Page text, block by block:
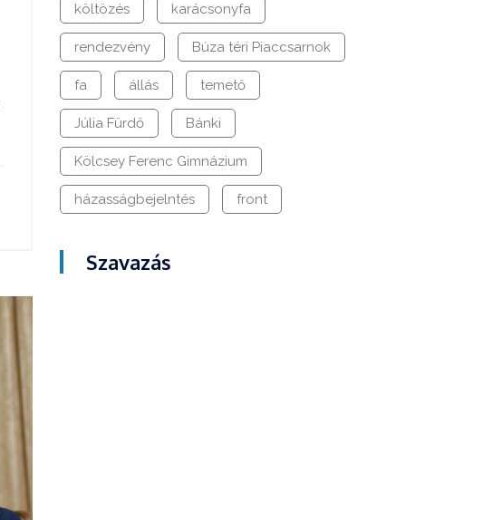
költözés karácsonyfa
rendezvény Búza téri Piaccsarnok
fa állás temető
Júlia Fürdő Bánki
Kölcsey Ferenc Gimnázium
házasságbejelntés front
Szavazás